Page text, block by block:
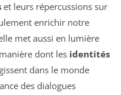
et leurs répercussions sur
enrichir notre
met aussi en lumière
dont les identités
dans le monde
des dialogues